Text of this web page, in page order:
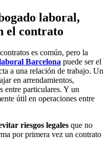
laboral,
el contrato
es común, pero la
Barcelona puede ser el
a una relación de trabajo. Un
en arrendamientos,
entre particulares. Y un
útil en operaciones entre
riesgos legales que no
por primera vez un contrato